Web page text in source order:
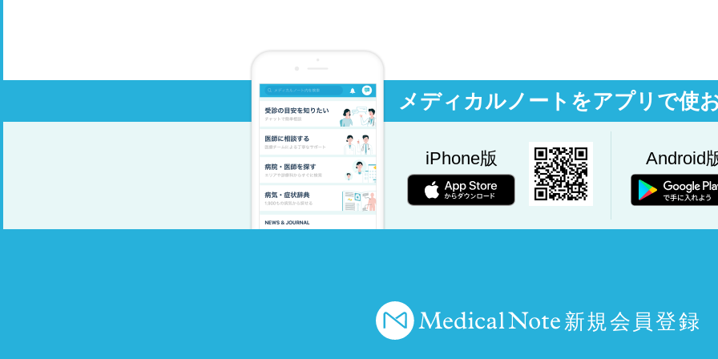
メディカルノートをアプリで使
iPhone版 Android
新規会員登録